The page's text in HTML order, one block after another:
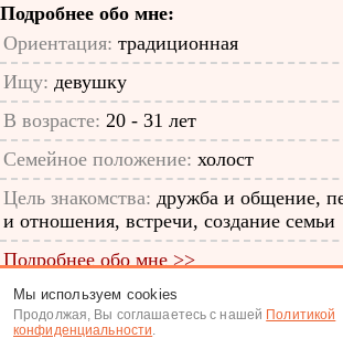
Подробнее обо мне:
Ориентация: традиционная
Ищу: девушку
В возрасте: 20 - 31 лет
Семейное положение: холост
Цель знакомства: дружба и общение,
и отношения, встречи, создание семьи
Подробнее обо мне >>
ID анкеты: 12768070
Знакомства|Поиск анкет
Мы используем cookies
Продолжая, Вы соглашаетесь с нашей Политикой
конфиденциальности.